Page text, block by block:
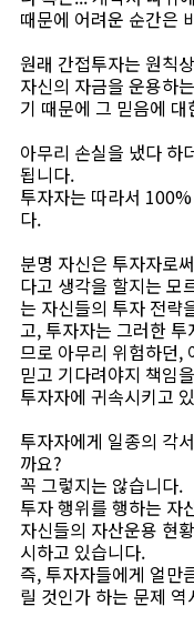
때문에 어려운 순간은
원래 간접투자는 원칙
자신의 자금을 운용하
기 때문에 그 믿음에
아무리 손실을 냈다 하
됩니다.
투자자는 따라서
다.
분명 자신은 투자자로
다고 생각을 할지는 모
는 자신들의 투자 전략
고, 투자자는 그러한
므로 아무리 위험하던,
믿고 기다려야지 책임
투자자에 귀속시키고
투자자에게 일종의 각
까요?
꼭 그렇지는 않습니다.
투자 행위를 행하는 자
자신들의 자산운용 현
시하고 있습니다.
즉, 투자자들에게 얼만
릴 것인가 하는 문제